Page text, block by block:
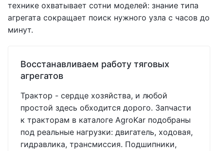
технике охватывает сотни моделей: знание типа
агрегата сокращает поиск нужного узла с часов до
минут.
Восстанавливаем работу тяговых
агрегатов
Трактор - сердце хозяйства, и любой
простой здесь обходится дорого. Запчасти
к тракторам в каталоге AgroKar подобраны
под реальные нагрузки: двигатель, ходовая,
гидравлика, трансмиссия. Подшипники,